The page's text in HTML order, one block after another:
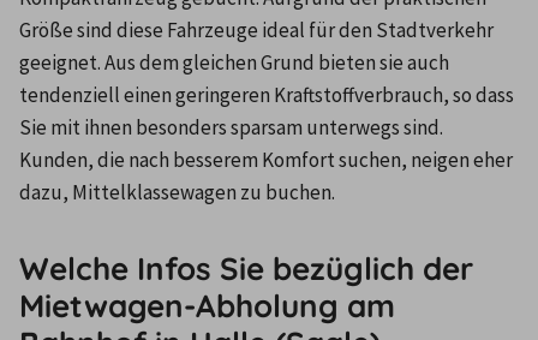
Größe sind diese Fahrzeuge ideal für den Stadtverkehr
geeignet. Aus dem gleichen Grund bieten sie auch
tendenziell einen geringeren Kraftstoffverbrauch, so dass
Sie mit ihnen besonders sparsam unterwegs sind.
Kunden, die nach besserem Komfort suchen, neigen eher
dazu, Mittelklassewagen zu buchen.
Welche Infos Sie bezüglich der
Mietwagen-Abholung am